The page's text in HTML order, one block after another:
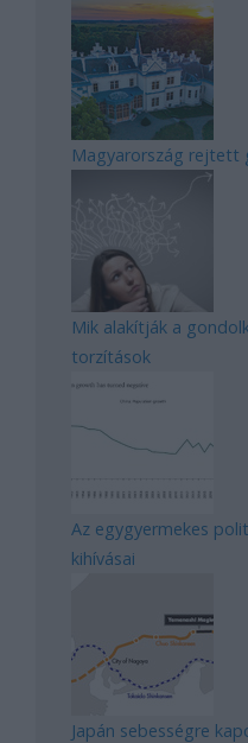
Magyarország rejtett
Mik alakítják a
torzítások
Az egygyermekes
kihívásai
Japán sebességre